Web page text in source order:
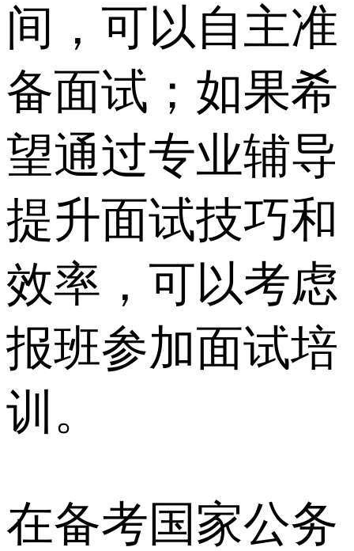
间，可以自主准
备面试；如果希
望通过专业辅导
提升面试技巧和
效率，可以考虑
报班参加面试培
训。
在备考国家公务